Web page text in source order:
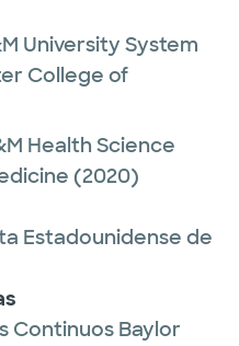
University System
College of
Health Science
(2020)
Estadounidense de
Continuos Baylor